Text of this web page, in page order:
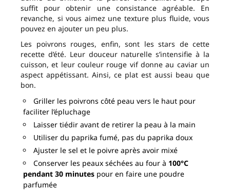
suffit pour obtenir une consistance agréable. En
revanche, si vous aimez une texture plus fluide, vous
pouvez en ajouter un peu plus.
Les poivrons rouges, enfin, sont les stars de cette
recette d’été. Leur douceur naturelle s’intensifie à la
cuisson, et leur couleur rouge vif donne au caviar un
aspect appétissant. Ainsi, ce plat est aussi beau que
bon.
Griller les poivrons côté peau vers le haut pour
faciliter l’épluchage
Laisser tiédir avant de retirer la peau à la main
Utiliser du paprika fumé, pas du paprika doux
Ajuster le sel et le poivre après avoir mixé
Conserver les peaux séchées au four à 100°C
pendant 30 minutes pour en faire une poudre
parfumée